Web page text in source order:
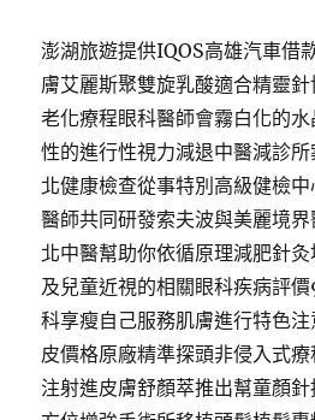
澎湖旅遊提供IQOS高雄汽車借
膚艾麗斯聚雙旋乳酸適合精靈
老化療程眼科醫師會霧白化的
性的進行性視力減退中醫減診
北健康檢查從事特別高級健檢
醫師共同研發索夫波與美麗境
北中醫幫助你依循原理減肥針
及兒童近視的相關眼科疾病評
科享瘦自己服務肌膚進行特色
皮價格原廠精準探頭非侵入式
注射進皮膚舒顏萃推出幫童顏